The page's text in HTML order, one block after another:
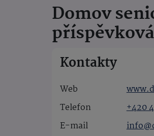
Domov
Kontakty
Web
Telefon
+420
E-mail